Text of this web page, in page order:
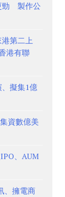
勁 製作公
第二上
港有聯
、擬集1億
資數億美
、AUM
、擁電商